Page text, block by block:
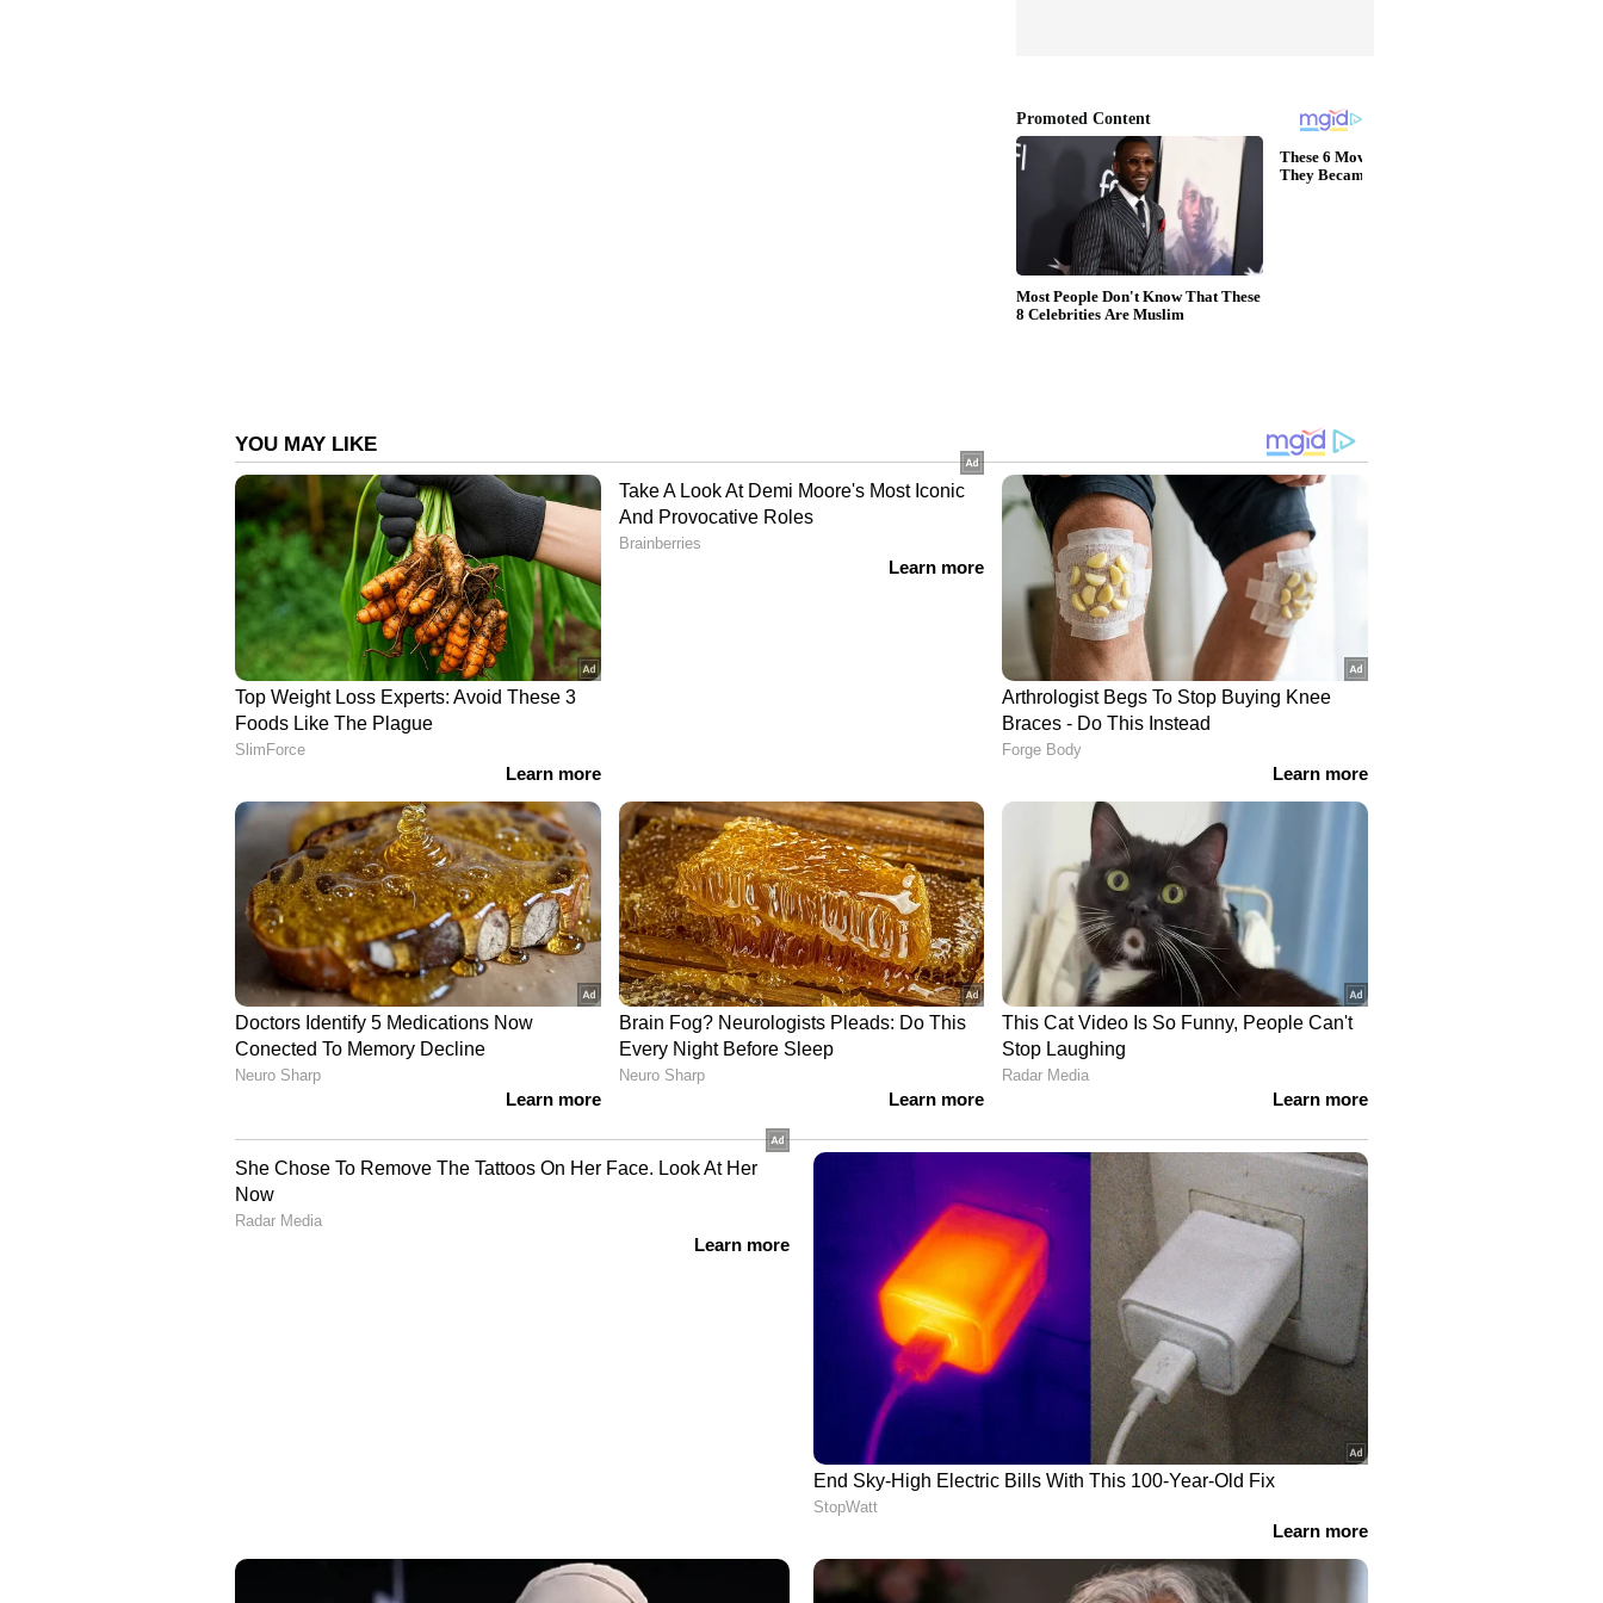
വിക്കറ്റ്) ബാക്ക് അപ്പ് വിക്കറ്റ് കീപ്പറായി രാജസ്ഥാനുവേണ്ടി തിളങ്ങിയ ധ്രുവ് ജുറെലും
(515 റണ്‍സ്) സഞ്ജുവിന് പകരം 12 അംഗ ടീമിലെത്തും. ബാക്ക് അപ്പ് ഓപ്പണറായി
ഗുജറാത്ത് നായകന്‍ ശുഭ്മാന്‍ ഗില്ലും(732) റണ്‍സ്) ബാക്ക് അപ്പ് സ്പിന്‍ ഓള്‍
റൗണ്ടറായി വാഷിംഗ്ടണ്‍ സുന്ദറും പേസ് ബാക്കപ്പായി ചെന്നൈക്കായി തിളങ്ങിയ
അൻഷുൽ കംബോജും (21 വിക്കറ്റ്) 15 അംഗ ടീമിലെത്തും. 13 മത്സരങ്ങളിൽ നിന്ന്
വെറും 4 വിക്കറ്റുകൾ മാത്രം നേടിയതാണ് ബുംറയ്ക്ക് ബാക്ക് അപ്പ് പേസറായിപ്പോലും
ടീമിലിടം ലഭിക്കാതിരിക്കാന്‍ കാരണമായത്.
ഐപിഎൽ 2026 പ്രകടനത്തിന്റെ അടിസ്ഥാനത്തിലുള്ള 15 അംഗ ഇന്ത്യൻ ടീം:
രജിത് പടിദാർ (ക്യാപ്റ്റൻ), വൈഭവ് സൂര്യവംശി, അഭിഷേക് ശർമ്മ, ഇഷാൻ കിഷൻ
(വിക്കറ്റ് കീപ്പർ), ശ്രേയസ് അയ്യർ, ശുഭ്മാൻ ഗിൽ, ധ്രുവ് ജുറെൽ, റിങ്കു സിംഗ്, നിതീഷ്
കുമാർ റെഡ്ഡി, ക്രുനാൽ പാണ്ഡ്യ, അക്സർ പട്ടേൽ, ഭുവനേശ്വർ കുമാർ, മുഹമ്മദ്
സിറാജ്, അൻഷുൽ കംബോജ്, വരുൺ ചക്രവർത്തി.
ഏഷ്യാനെറ്റ് ന്യൂസ് ലൈവ് കാണാന്‍ ഇവിടെ ക്ലിക് ചെയ്യുക